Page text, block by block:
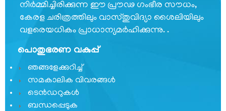
നിര്‍മ്മിച്ചിരിക്കുന്ന ഈ പ്രൗഢ ഗംഭീര സൗധം,
കേരള ചരിത്രത്തിലും വാസ്തുവിദ്യാ ശൈലിയിലും
വളരെയധികം പ്രാധാന്യമര്‍ഹിക്കുന്നു. .
പൊതുഭരണ വകുപ്പ്
ഞങ്ങളേക്കുറിച്ച്
സമകാലിക വിവരങ്ങൾ
ടെൻഡറുകൾ
ബന്ധപ്പെടുക